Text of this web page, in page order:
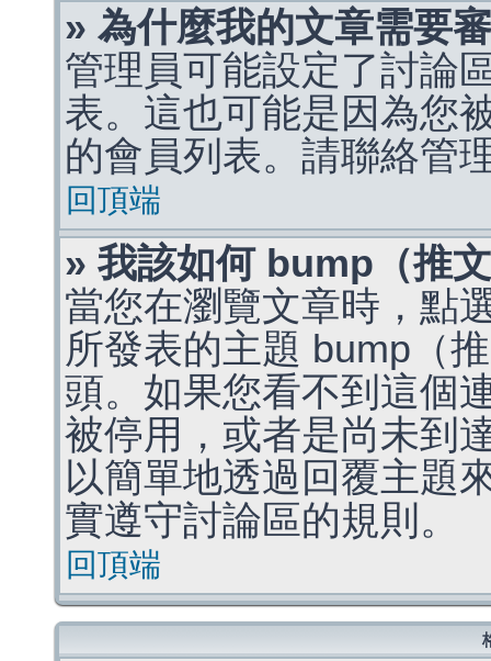
» 為什麼我的文章需要
管理員可能設定了討論
表。這也可能是因為您
的會員列表。請聯絡管
回頂端
» 我該如何 bump（推
當您在瀏覽文章時，點
所發表的主題 bump（
頭。如果您看不到這個
被停用，或者是尚未到
以簡單地透過回覆主題
實遵守討論區的規則。
回頂端